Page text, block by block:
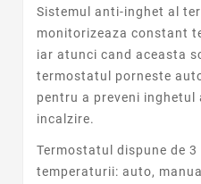
Sistemul anti-inghet al
monitorizeaza constant
iar atunci cand aceasta
termostatul porneste
pentru a preveni inghetul
incalzire.
Termostatul dispune de 3
temperaturii: auto,